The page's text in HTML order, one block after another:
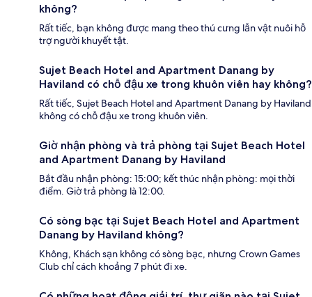
không?
Rất tiếc, bạn không được mang theo thú cưng lẫn vật nuôi hỗ
trợ người khuyết tật.
Sujet Beach Hotel and Apartment Danang by
Haviland có chỗ đậu xe trong khuôn viên hay không?
Rất tiếc, Sujet Beach Hotel and Apartment Danang by Haviland
không có chỗ đậu xe trong khuôn viên.
Giờ nhận phòng và trả phòng tại Sujet Beach Hotel
and Apartment Danang by Haviland
Bắt đầu nhận phòng: 15:00; kết thúc nhận phòng: mọi thời
điểm. Giờ trả phòng là 12:00.
Có sòng bạc tại Sujet Beach Hotel and Apartment
Danang by Haviland không?
Không, Khách sạn không có sòng bạc, nhưng Crown Games
Club chỉ cách khoảng 7 phút đi xe.